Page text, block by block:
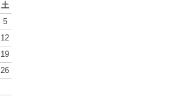
土
5
12
19
26